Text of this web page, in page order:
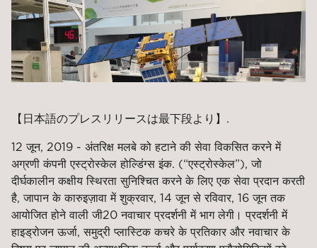
【日本語のプレスリリースは最下段より】.
12 जून, 2019 - अंतरिक्ष मलबे को हटाने की सेवा विकसित करने में
अग्रणी कंपनी एस्ट्रोस्केल होल्डिंग्स इंक. (“एस्ट्रोस्केल”), जो
दीर्घकालीन कक्षीय स्थिरता सुनिश्चित करने के लिए एक सेवा प्रदान करती
है, जापान के कारुइज़ावा में शुक्रवार, 14 जून से रविवार, 16 जून तक
आयोजित होने वाली जी20 नवाचार प्रदर्शनी में भाग लेगी। प्रदर्शनी में
हाइड्रोजन ऊर्जा, समुद्री प्लास्टिक कचरे के प्रतिकार और नवाचार के